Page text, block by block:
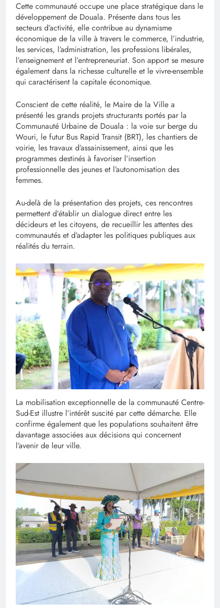
Cette communauté occupe une place stratégique dans le
développement de Douala. Présente dans tous les
secteurs d’activité, elle contribue au dynamisme
économique de la ville à travers le commerce, l’industrie,
les services, l’administration, les professions libérales,
l’enseignement et l’entrepreneuriat. Son apport se mesure
également dans la richesse culturelle et le vivre-ensemble
qui caractérisent la capitale économique.
Conscient de cette réalité, le Maire de la Ville a
présenté les grands projets structurants portés par la
Communauté Urbaine de Douala : la voie sur berge du
Wouri, le futur Bus Rapid Transit (BRT), les chantiers de
voirie, les travaux d’assainissement, ainsi que les
programmes destinés à favoriser l’insertion
professionnelle des jeunes et l’autonomisation des
femmes.
Au-delà de la présentation des projets, ces rencontres
permettent d’établir un dialogue direct entre les
décideurs et les citoyens, de recueillir les attentes des
communautés et d’adapter les politiques publiques aux
réalités du terrain.
La mobilisation exceptionnelle de la communauté Centre-
Sud-Est illustre l’intérêt suscité par cette démarche. Elle
confirme également que les populations souhaitent être
davantage associées aux décisions qui concernent
l’avenir de leur ville.